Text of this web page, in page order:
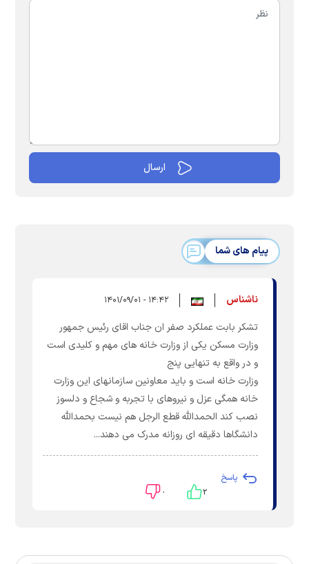
پیام های شما
ناشناس ۱۴:۴۲ - ۱۴۰۱/۰۹/۰۱
تشکر بابت عملکرد صفر ان جناب اقای رئیس جمهور
وزارت مسکن یکی از وزارت خانه های مهم و کلیدی است
و در واقع به تنهایی پنج
وزارت خانه است و باید معاونین سازمانهای این وزارت
خانه همگی عزل و نیروهای با تجربه و شجاع و دلسوز
نصب کند الحمدالله قطع الرجل هم نیست بحمدالله
دانشگاها دقیقه ای روزانه مدرک می دهند...
پاسخ
۲ ۰